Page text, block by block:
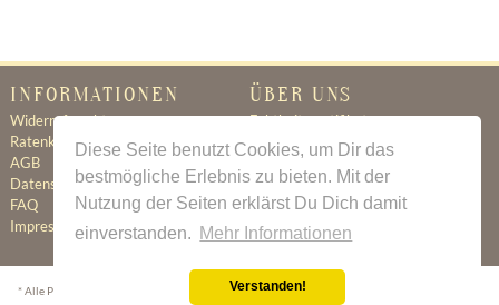
Diese Seite benutzt Cookies, um Dir das
bestmögliche Erlebnis zu bieten. Mit der
Nutzung der Seiten erklärst Du Dich damit
einverstanden. Mehr Informationen
Verstanden!
INFORMATIONEN
Widerrufsrecht
Ratenkauf
AGB
Datenschutz
FAQ
Impressum
ÜBER UNS
Echtheitszertifikat
Ratenkauf
Newsletter
Kontakt
Jobs
* Alle Preise inkl. gesetzl. Mehrwertsteuer zzgl.Versandkosten